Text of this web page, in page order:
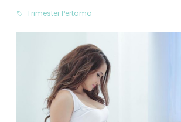
Trimester Pertama